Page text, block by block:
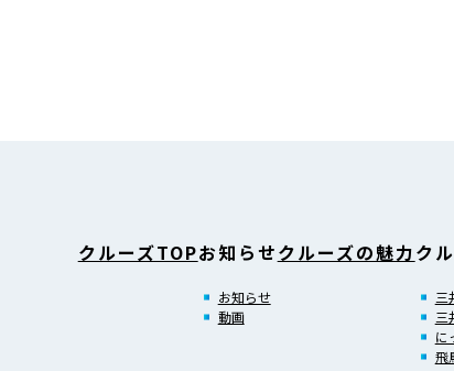
クルーズTOPお知らせ
お知らせ
動画
クルーズの魅力ク
三
三
に
飛